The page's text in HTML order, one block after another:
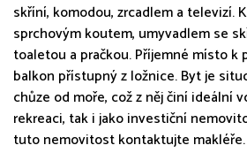
skříní, komodou, zrcadlem a televizí.
sprchovým koutem, umyvadlem se
toaletou a pračkou. Příjemné místo k
balkon přístupný z ložnice. Byt je
chůze od moře, což z něj činí ideální
rekreaci, tak i jako investiční
tuto nemovitost kontaktujte makléře.